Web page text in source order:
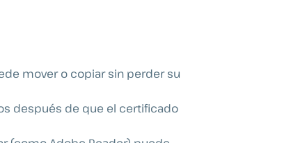
mover o copiar sin perder su
después de que el certificado